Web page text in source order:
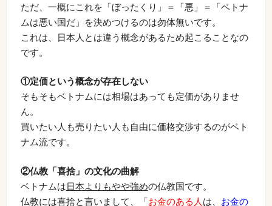
ただ、一概にこれを「ぼったくり」＝「悪」＝「ベトナ
ムは悪い国だ」を決めつけるのは勿体無いです。
これは、日本人とは違う概念があるため起こることなの
です。
①定価という概念が存在しない
そもそもベトナムには相場はあっても定価がありませ
ん。
買いたい人も売りたい人も自由に価格交渉するのがベト
ナム流です。
②仏教「喜捨」の文化の曲解
ベトナムは日本よりもやや強めの仏教国です。
仏教には喜捨と言いまして、「お金のある人 は、 お金の